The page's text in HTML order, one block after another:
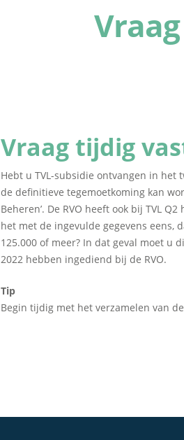
Vraag tijdig
Hebt u TVL-subsidie ontvangen in het
de definitieve tegemoetkoming kan
Beheren’. De RVO heeft ook bij TVL
het met de ingevulde gegevens eens,
125.000 of meer? In dat geval moet u
2022 hebben ingediend bij de RVO.
Tip
Begin tijdig met het verzamelen van